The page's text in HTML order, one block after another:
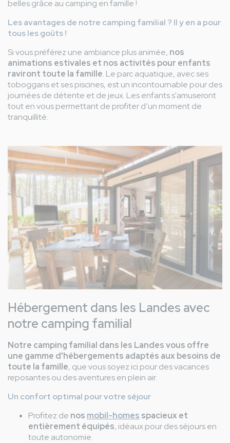
belles grâce au camping en famille !
Les avantages de notre camping familial ? Il y en a pour
tous les goûts !
Si vous préférez une ambiance plus animée, nos
animations estivales et nos activités pour enfants
raviront toute la famille. Le parc aquatique, avec ses
toboggans et ses piscines, est un incontournable pour des
journées de détente et de jeux. Les enfants s'amuseront
tout en vous permettant de profiter d’un moment de
tranquillité.
Image
Hébergement dans les Landes avec
notre camping familial
Notre camping familial dans les Landes vous offre
une gamme d'hébergements adaptés aux besoins de
toute la famille, que vous soyez ici pour des vacances
reposantes ou des aventures en plein air.
Un confort optimal pour votre séjour
Profitez de nos mobil-homes spacieux et
entièrement équipés, idéaux pour des séjours en
toute autonomie.